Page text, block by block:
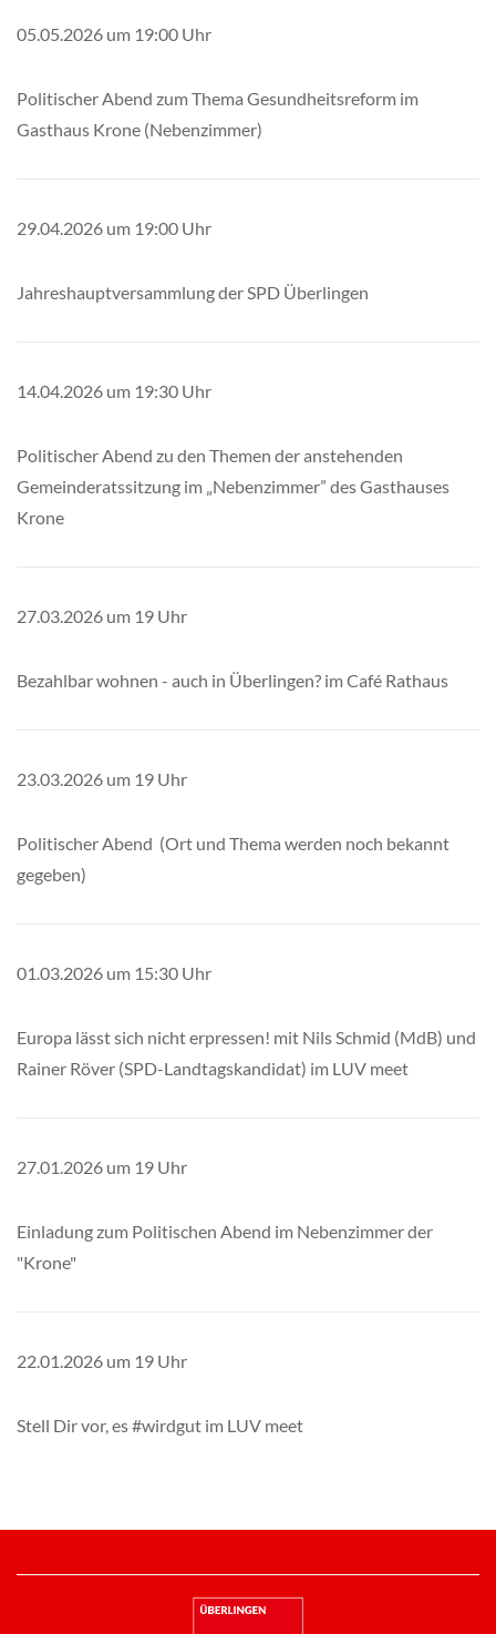
05.05.2026 um 19:00 Uhr
Politischer Abend zum Thema Gesundheitsreform im
Gasthaus Krone (Nebenzimmer)
29.04.2026 um 19:00 Uhr
Jahreshauptversammlung der SPD Überlingen
14.04.2026 um 19:30 Uhr
Politischer Abend zu den Themen der anstehenden
Gemeinderatssitzung im „Nebenzimmer” des Gasthauses
Krone
27.03.2026 um 19 Uhr
Bezahlbar wohnen - auch in Überlingen? im Café Rathaus
23.03.2026 um 19 Uhr
Politischer Abend (Ort und Thema werden noch bekannt
gegeben)
01.03.2026 um 15:30 Uhr
Europa lässt sich nicht erpressen! mit Nils Schmid (MdB) und
Rainer Röver (SPD-Landtagskandidat) im LUV meet
27.01.2026 um 19 Uhr
Einladung zum Politischen Abend im Nebenzimmer der
"Krone"
22.01.2026 um 19 Uhr
Stell Dir vor, es #wirdgut im LUV meet